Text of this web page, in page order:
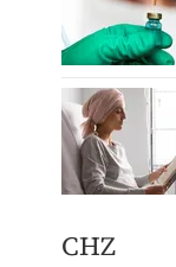
CHZ